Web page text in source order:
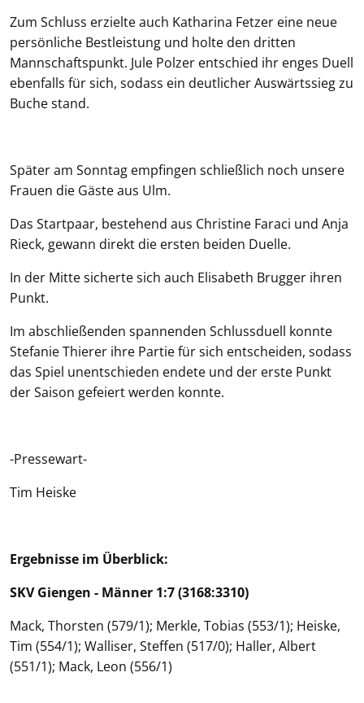
Zum Schluss erzielte auch Katharina Fetzer eine neue
persönliche Bestleistung und holte den dritten
Mannschaftspunkt. Jule Polzer entschied ihr enges Duell
ebenfalls für sich, sodass ein deutlicher Auswärtssieg zu
Buche stand.
Später am Sonntag empfingen schließlich noch unsere
Frauen die Gäste aus Ulm.
Das Startpaar, bestehend aus Christine Faraci und Anja
Rieck, gewann direkt die ersten beiden Duelle.
In der Mitte sicherte sich auch Elisabeth Brugger ihren
Punkt.
Im abschließenden spannenden Schlussduell konnte
Stefanie Thierer ihre Partie für sich entscheiden, sodass
das Spiel unentschieden endete und der erste Punkt
der Saison gefeiert werden konnte.
-Pressewart-
Tim Heiske
Ergebnisse im Überblick:
SKV Giengen - Männer 1:7 (3168:3310)
Mack, Thorsten (579/1); Merkle, Tobias (553/1); Heiske,
Tim (554/1); Walliser, Steffen (517/0); Haller, Albert
(551/1); Mack, Leon (556/1)